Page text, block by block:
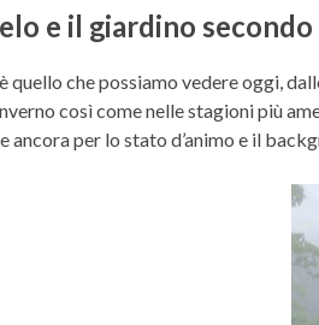
e il giardino
quello che possiamo vedere oggi,
così come nelle stagioni più
ancora per lo stato d’animo e il